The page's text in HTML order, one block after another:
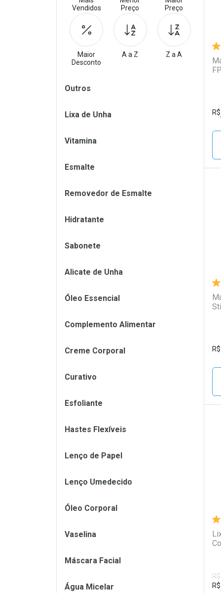
R$
R$
R$
Vendidos
Preço
Preço
Maior
Desconto
A a Z Z a A
Filtros
Outros
Lixa de Unha
Vitamina
Esmalte
Removedor de Esmalte
Hidratante
Sabonete
Alicate de Unha
Óleo Essencial
Complemento Alimentar
Creme Corporal
Curativo
Esfoliante
Hastes Flexíveis
Lenço de Papel
Lenço Umedecido
Óleo Corporal
Vaselina
Máscara Facial
Água Micelar